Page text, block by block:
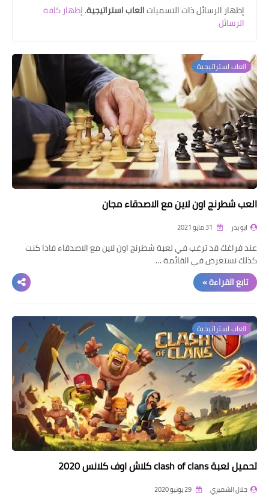
‏إظهار الرسائل ذات التسمياتالعاب استراتيجية.إظهار كافة
الرسائل
العاب استراتيجية
العب شطرنج اون لاين مع الاصدقاء مجان
ابو بدر
عند فراغك قد ترغب في لعبة شطرنج اون لاين مع الاصدقاء فاذا كنت
كذلك نستعرض في القائمة …
تابع القراءة »
العاب استراتيجية
تحميل لعبة clash of clans كلاش اوف كلانس 2020
جلال الشميري